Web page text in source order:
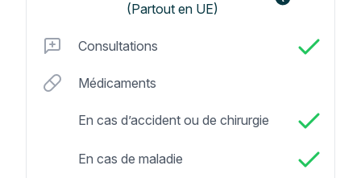
(Partout en UE)
Consultations
Médicaments
En cas d’accident ou de chirurgie
En cas de maladie